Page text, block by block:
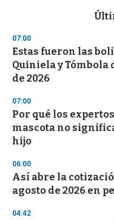
d
s
o
f
3
s
e
c
o
n
07:00
Estas fueron las
Quiniela y Tómbola
de 2026
07:00
Por qué los
mascota no
hijo
06:00
Así abre la
agosto de 2026 en
04:42